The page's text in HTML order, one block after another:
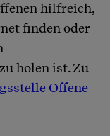
hilfreich,
finden oder
holen ist. Zu
Offene